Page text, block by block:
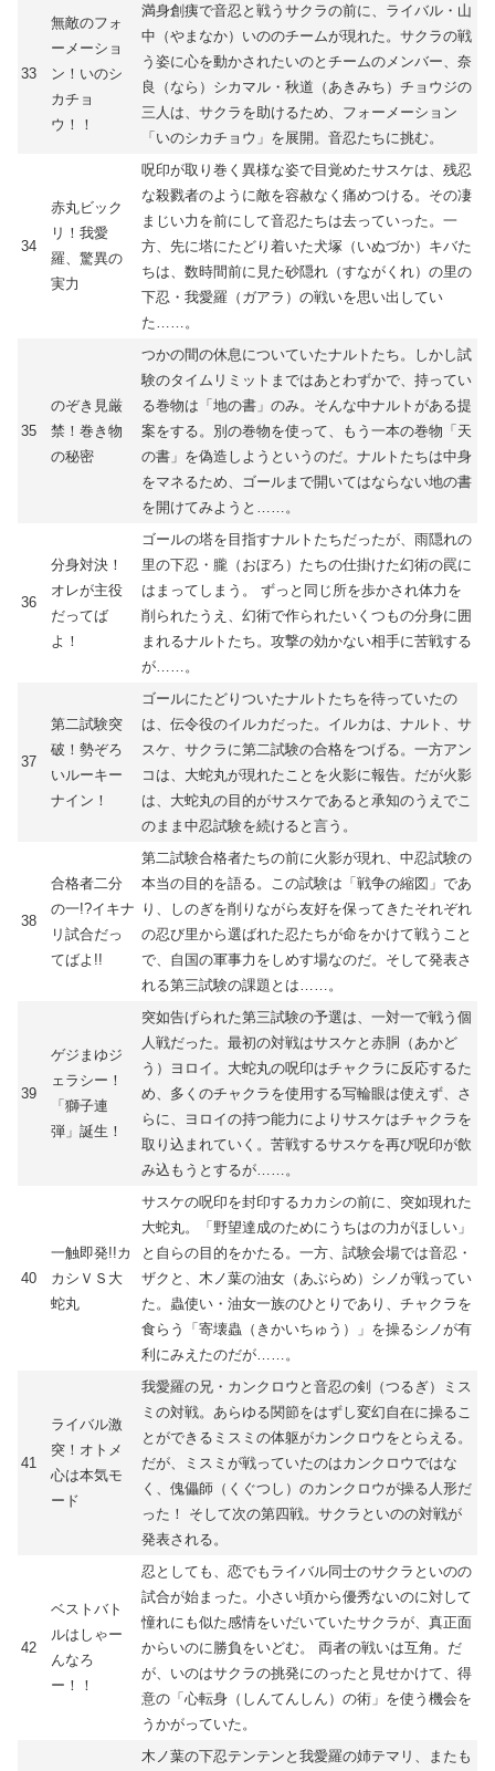
33
無敵のフォ
ーメーショ
ン！いのシ
カチョ
ウ！！
満身創痍で音忍と戦うサクラの前に、ライバル・山
中（やまなか）いののチームが現れた。サクラの戦
う姿に心を動かされたいのとチームのメンバー、奈
良（なら）シカマル・秋道（あきみち）チョウジの
三人は、サクラを助けるため、フォーメーション
「いのシカチョウ」を展開。音忍たちに挑む。
34
赤丸ビック
リ！我愛
羅、驚異の
実力
呪印が取り巻く異様な姿で目覚めたサスケは、残忍
な殺戮者のように敵を容赦なく痛めつける。その凄
まじい力を前にして音忍たちは去っていった。一
方、先に塔にたどり着いた犬塚（いぬづか）キバた
ちは、数時間前に見た砂隠れ（すながくれ）の里の
下忍・我愛羅（ガアラ）の戦いを思い出してい
た……。
35
のぞき見厳
禁！巻き物
の秘密
つかの間の休息についていたナルトたち。しかし試
験のタイムリミットまではあとわずかで、持ってい
る巻物は「地の書」のみ。そんな中ナルトがある提
案をする。別の巻物を使って、もう一本の巻物「天
の書」を偽造しようというのだ。ナルトたちは中身
をマネるため、ゴールまで開いてはならない地の書
を開けてみようと……。
36
分身対決！
オレが主役
だってば
よ！
ゴールの塔を目指すナルトたちだったが、雨隠れの
里の下忍・朧（おぼろ）たちの仕掛けた幻術の罠に
はまってしまう。 ずっと同じ所を歩かされ体力を
削られたうえ、幻術で作られたいくつもの分身に囲
まれるナルトたち。攻撃の効かない相手に苦戦する
が……。
37
第二試験突
破！勢ぞろ
いルーキー
ナイン！
ゴールにたどりついたナルトたちを待っていたの
は、伝令役のイルカだった。イルカは、ナルト、サ
スケ、サクラに第二試験の合格をつげる。一方アン
コは、大蛇丸が現れたことを火影に報告。だが火影
は、大蛇丸の目的がサスケであると承知のうえでこ
のまま中忍試験を続けると言う。
38
合格者二分
の一!?イキナ
リ試合だっ
てばよ!!
第二試験合格者たちの前に火影が現れ、中忍試験の
本当の目的を語る。この試験は「戦争の縮図」であ
り、しのぎを削りながら友好を保ってきたそれぞれ
の忍び里から選ばれた忍たちが命をかけて戦うこと
で、自国の軍事力をしめす場なのだ。そして発表さ
れる第三試験の課題とは……。
39
ゲジまゆジ
ェラシー！
「獅子連
弾」誕生！
突如告げられた第三試験の予選は、一対一で戦う個
人戦だった。最初の対戦はサスケと赤胴（あかど
う）ヨロイ。大蛇丸の呪印はチャクラに反応するた
め、多くのチャクラを使用する写輪眼は使えず、さ
らに、ヨロイの持つ能力によりサスケはチャクラを
取り込まれていく。苦戦するサスケを再び呪印が飲
み込もうとするが……。
40
一触即発!!カ
カシＶＳ大
蛇丸
サスケの呪印を封印するカカシの前に、突如現れた
大蛇丸。「野望達成のためにうちはの力がほしい」
と自らの目的をかたる。一方、試験会場では音忍・
ザクと、木ノ葉の油女（あぶらめ）シノが戦ってい
た。蟲使い・油女一族のひとりであり、チャクラを
食らう「寄壊蟲（きかいちゅう）」を操るシノが有
利にみえたのだが……。
41
ライバル激
突！オトメ
心は本気モ
ード
我愛羅の兄・カンクロウと音忍の剣（つるぎ）ミス
ミの対戦。あらゆる関節をはずし変幻自在に操るこ
とができるミスミの体躯がカンクロウをとらえる。
だが、ミスミが戦っていたのはカンクロウではな
く、傀儡師（くぐつし）のカンクロウが操る人形だ
った！ そして次の第四戦。サクラといのの対戦が
発表される。
42
ベストバト
ルはしゃー
んなろ
ー！！
忍としても、恋でもライバル同士のサクラといのの
試合が始まった。小さい頃から優秀ないのに対して
憧れにも似た感情をいだいていたサクラが、真正面
からいのに勝負をいどむ。 両者の戦いは互角。だ
が、いのはサクラの挑発にのったと見せかけて、得
意の「心転身（しんてんしん）の術」を使う機会を
うかがっていた。
木ノ葉の下忍テンテンと我愛羅の姉テマリ、またも